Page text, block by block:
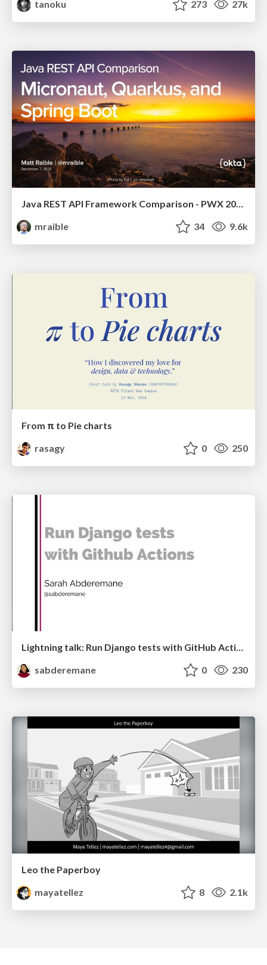
tanoku
273 27k
mraible
34 9.6k
From π to Pie charts
rasagy
0 250
Lightning talk: Run Django tests with GitHub Actions
sabderemane
0 230
Leo the Paperboy
mayatellez
8 2.1k